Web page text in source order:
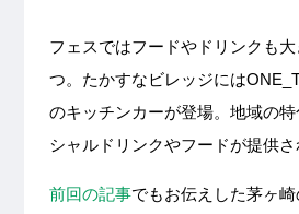
フェスではフードやドリンクも
つ。たかすなビレッジには
のキッチンカーが登場。地域の
シャルドリンクやフードが提供さ
前回の記事でもお伝えした茅ヶ